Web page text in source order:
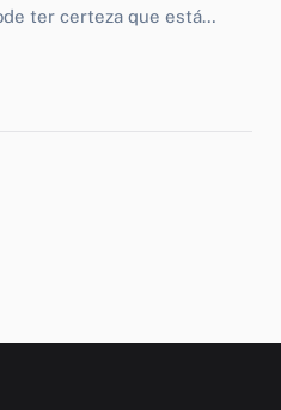
ter certeza que está